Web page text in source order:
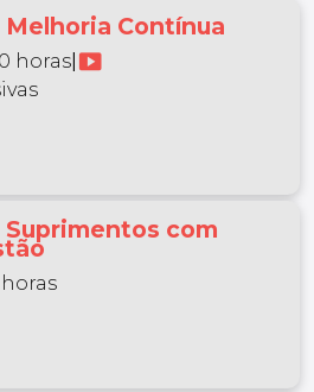
Contínua
horas smart_display
Suprimentos com